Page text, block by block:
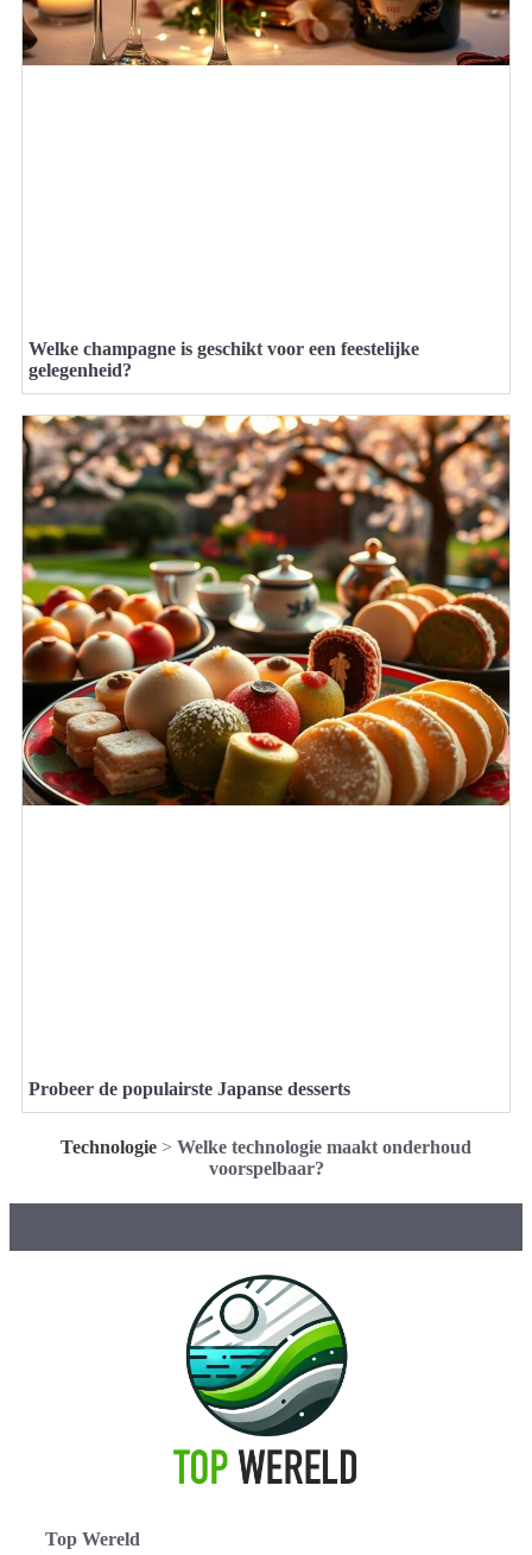
Welke champagne is geschikt voor een feestelijke
gelegenheid?
Probeer de populairste Japanse desserts
Technologie > Welke technologie maakt onderhoud
voorspelbaar?
Top Wereld